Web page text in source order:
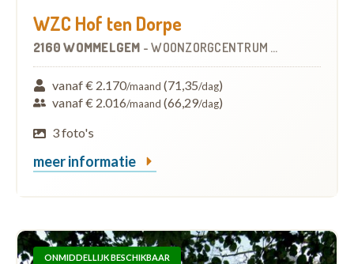
WZC Hof ten Dorpe
2160 WOMMELGEM -WOONZORGCENTRUM (WZC)
vanaf € 2.170/maand (71,35/dag)
vanaf € 2.016/maand (66,29/dag)
3 foto's
meer informatie
ONMIDDELLIJK BESCHIKBAAR